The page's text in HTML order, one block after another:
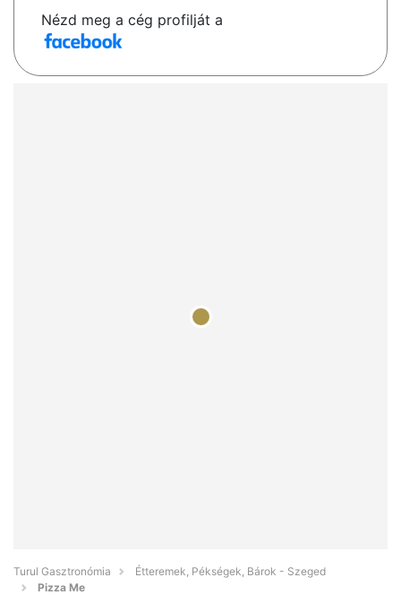
Nézd meg a cég profilját a
Turul Gasztronómia
Étteremek, Pékségek, Bárok - Szeged
Pizza Me